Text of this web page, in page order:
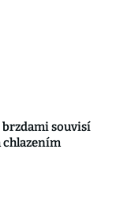
brzdami souvisí
chlazením